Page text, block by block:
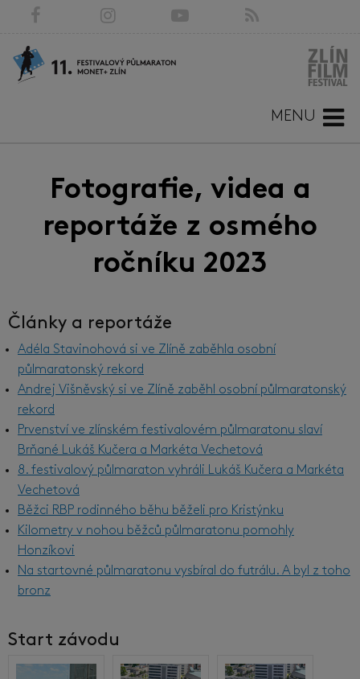
MENU
Fotografie, videa a
reportáže z osmého
ročníku 2023
Články a reportáže
Adéla Stavinohová si ve Zlíně zaběhla osobní
půlmaratonský rekord
Andrej Višněvský si ve Zlíně zaběhl osobní půlmaratonský
rekord
Prvenství ve zlínském festivalovém půlmaratonu slaví
Brňané Lukáš Kučera a Markéta Vechetová
8. festivalový půlmaraton vyhráli Lukáš Kučera a Markéta
Vechetová
Běžci RBP rodinného běhu běželi pro Kristýnku
Kilometry v nohou běžců půlmaratonu pomohly
Honzíkovi
Na startovné půlmaratonu vysbíral do futrálu. A byl z toho
bronz
Start závodu